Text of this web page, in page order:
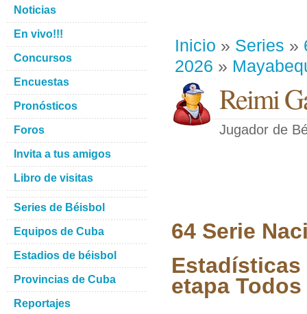
Inicio » Series »
2026 »
Reimi
Jugador de
64 Serie
Estadísticas
etapa
Noticias
En vivo!!!
Concursos
Encuestas
Pronósticos
Foros
Invita a tus amigos
Libro de visitas
Series de Béisbol
Equipos de Cuba
Estadios de béisbol
Provincias de Cuba
Reportajes